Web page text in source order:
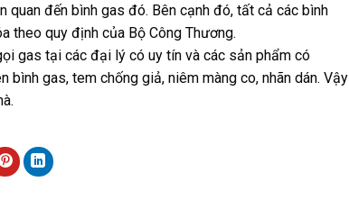
đến bình gas đó. Bên cạnh đó, tất cả các bình
theo quy định của Bộ Công Thương.
gas tại các đại lý có uy tín và các sản phẩm có
gas, tem chống giả, niêm màng co, nhãn dán. Vậy